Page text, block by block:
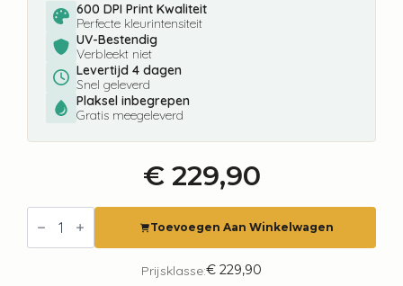
600 DPI Print Kwaliteit
Perfecte kleurintensiteit
UV-Bestendig
Verbleekt niet
Levertijd 4 dagen
Snel geleverd
Plaksel inbegrepen
Gratis meegeleverd
€229,90
Fotobehang
New
York
Toevoegen Aan Winkelwagen
Prijsklasse:€ 229,90